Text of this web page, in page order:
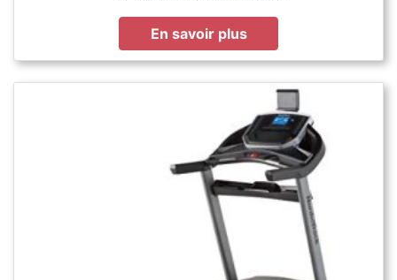
En savoir plus